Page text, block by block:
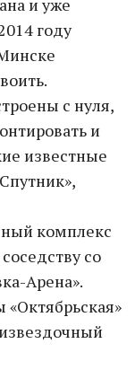
и уже
году
с нуля,
и
известные
комплекс
со
Арена».